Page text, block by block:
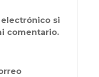
si
comentario.